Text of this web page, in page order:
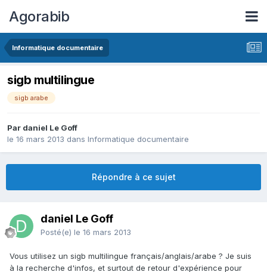
Agorabib
Informatique documentaire
sigb multilingue
sigb arabe
Par daniel Le Goff
le 16 mars 2013 dans Informatique documentaire
Répondre à ce sujet
daniel Le Goff
Posté(e) le 16 mars 2013
Vous utilisez un sigb multilingue français/anglais/arabe ? Je suis
à la recherche d'infos, et surtout de retour d'expérience pour